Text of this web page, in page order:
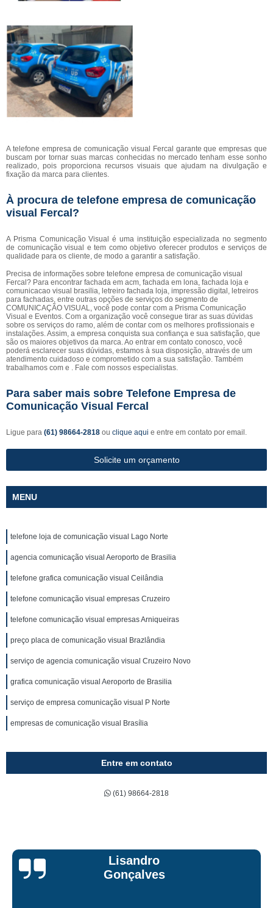
A telefone empresa de comunicação visual Fercal garante que empresas que
buscam por tornar suas marcas conhecidas no mercado tenham esse sonho
realizado, pois proporciona recursos visuais que ajudam na divulgação e
fixação da marca para clientes.
À procura de telefone empresa de comunicação
visual Fercal?
A Prisma Comunicação Visual é uma instituição especializada no segmento
de comunicação visual e tem como objetivo oferecer produtos e serviços de
qualidade para os cliente, de modo a garantir a satisfação.
Precisa de informações sobre telefone empresa de comunicação visual
Fercal? Para encontrar fachada em acm, fachada em lona, fachada loja e
comunicacao visual brasilia, letreiro fachada loja, impressão digital, letreiros
para fachadas, entre outras opções de serviços do segmento de
COMUNICAÇÃO VISUAL, você pode contar com a Prisma Comunicação
Visual e Eventos. Com a organização você consegue tirar as suas dúvidas
sobre os serviços do ramo, além de contar com os melhores profissionais e
instalações. Assim, a empresa conquista sua confiança e sua satisfação, que
são os maiores objetivos da marca. Ao entrar em contato conosco, você
poderá esclarecer suas dúvidas, estamos à sua disposição, através de um
atendimento cuidadoso e comprometido com a sua satisfação. Também
trabalhamos com e . Fale com nossos especialistas.
Para saber mais sobre Telefone Empresa de
Comunicação Visual Fercal
Ligue para (61) 98664-2818 ou clique aqui e entre em contato por email.
Solicite um orçamento
MENU
telefone loja de comunicação visual Lago Norte
agencia comunicação visual Aeroporto de Brasilia
telefone grafica comunicação visual Ceilândia
telefone comunicação visual empresas Cruzeiro
telefone comunicação visual empresas Arniqueiras
preço placa de comunicação visual Brazlândia
serviço de agencia comunicação visual Cruzeiro Novo
grafica comunicação visual Aeroporto de Brasilia
serviço de empresa comunicação visual P Norte
empresas de comunicação visual Brasília
Entre em contato
(61) 98664-2818
Bruna Eduarda